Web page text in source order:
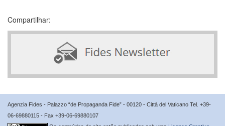
Compartilhar:
Agenzia Fides - Palazzo “de Propaganda Fide” - 00120 - Città del Vaticano Tel. +39-
06-69880115 - Fax +39-06-69880107